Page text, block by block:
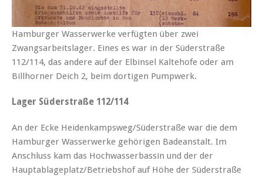
Hamburger Wasserwerke verfügten über zwei
Zwangsarbeitslager. Eines es war in der Süderstraße
112/114, das andere auf der Elbinsel Kaltehofe oder am
Billhorner Deich 2, beim dortigen Pumpwerk.
Lager Süderstraße 112/114
An der Ecke Heidenkampsweg/Süderstraße war die dem
Hamburger Wasserwerke gehörigen Badeanstalt. Im
Anschluss kam das Hochwasserbassin und der der
Hauptablageplatz/Betriebshof auf Höhe der Süderstraße